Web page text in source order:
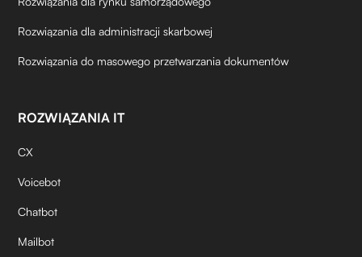
Rozwiązania dla administracji skarbowej
Rozwiązania do masowego przetwarzania dokumentów
ROZWIĄZANIA IT
CX
Voicebot
Chatbot
Mailbot